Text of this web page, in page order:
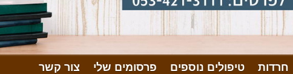
חרדות טיפולים נוספים פרסומים שלי צור קשר